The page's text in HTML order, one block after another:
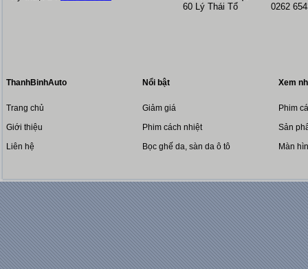
60 Lý Thái Tổ 0262
ThanhBinhAuto
Trang chủ
Giới thiệu
Liên hệ
Nổi bật
Giảm giá
Phim cách nhiệt
Bọc ghế da, sàn da ô tô
Xem
Phim
Sản
Màn